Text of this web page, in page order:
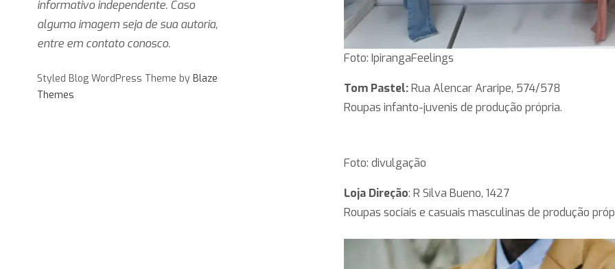
informativo independente. Caso
alguma imagem seja de sua autoria,
entre em contato conosco.
Styled Blog WordPress Theme by Blaze
Themes
Foto: IpirangaFeelings
Tom Pastel:Rua Alencar Araripe, 574/578
Roupas infanto-juvenis de produção própria.
Foto: divulgação
Loja Direção: R Silva Bueno, 1427
Roupas sociais e casuais masculinas de produção